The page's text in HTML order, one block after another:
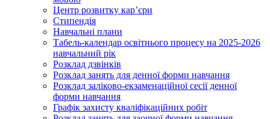
Центр розвитку кар’єри
Стипендія
Навчальні плани
Табель-календар освітнього процесу на 2025-2026
навчальний рік
Розклад дзвінків
Розклад занять для денної форми навчання
Розклад заліково-екзаменаційної сесії денної
форми навчання
Графік захисту кваліфікаційних робіт